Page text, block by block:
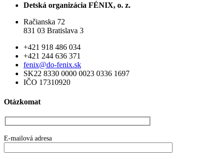
Detská organizácia FÉNIX, o. z.
Račianska 72
831 03 Bratislava 3
+421 918 486 034
+421 244 636 371
fenix@do-fenix.sk
SK22 8330 0000 0023 0336 1697
IČO 17310920
Otázkomat
E-mailová adresa